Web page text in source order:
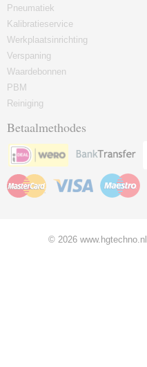
Pneumatiek
Kalibratieservice
Werkplaatsinrichting
Verspaning
Waardebonnen
PBM
Reiniging
Betaalmethodes
© 2026